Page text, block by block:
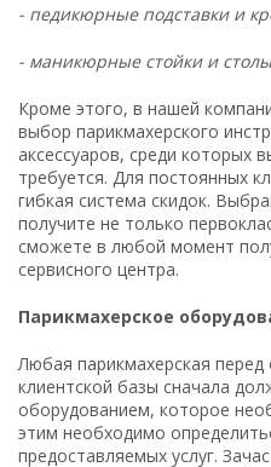
- педикюрные подставки и
- маникюрные стойки и
Кроме этого, в нашей
выбор парикмахерского
аксессуаров, среди которых
требуется. Для постоянных
гибкая система скидок.
получите не только
сможете в любой момент
сервисного центра.
Парикмахерское
Любая парикмахерская
клиентской базы сначала
оборудованием, которое
этим необходимо
предоставляемых услуг.